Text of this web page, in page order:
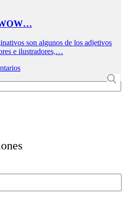
son algunos de los adjetivos
e ilustradores,…